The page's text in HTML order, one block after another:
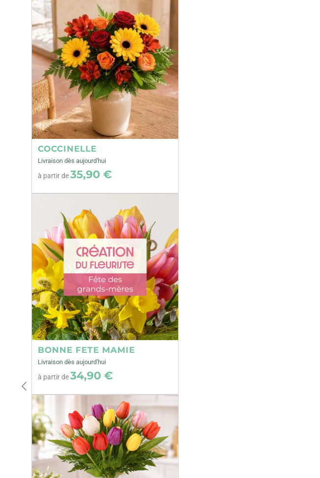
COCCINELLE
Livraison dès aujourd'hui
à partir de35,90 €
BONNE FETE MAMIE
Livraison dès aujourd'hui
à partir de34,90 €
Précédent